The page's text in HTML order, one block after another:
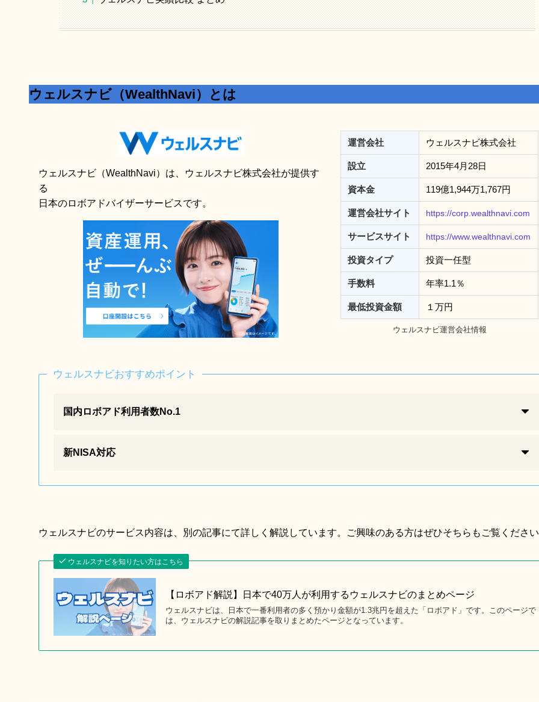
ウェルスナビ（WealthNavi）とは
ウェルスナビ（WealthNavi）は、ウェルスナビ株式会社が提供す
る
日本のロボアドバイザーサービスです。
運営会社 ウェルスナビ株式会社
設立 2015年4月28日
資本金 119億1,944万1,767円
運営会社サイト https://corp.wealthnavi.com
サービスサイト https://www.wealthnavi.com
投資タイプ 投資一任型
手数料 年率1.1％
最低投資金額 １万円
ウェルスナビ運営会社情報
ウェルスナビおすすめポイント
国内ロボアド利用者数No.1
新NISA対応
ウェルスナビのサービス内容は、別の記事にて詳しく解説しています。ご興味のある方はぜひそちらもご覧くださ
ウェルスナビを知りたい方はこちら
【ロボアド解説】日本で40万人が利用するウェルスナビのまとめページ
ウェルスナビは、日本で一番利用者の多く預かり金額が1.3兆円を超えた「ロボアド」です。このページで
は、ウェルスナビの解説記事を取りまとめたページとなっています。